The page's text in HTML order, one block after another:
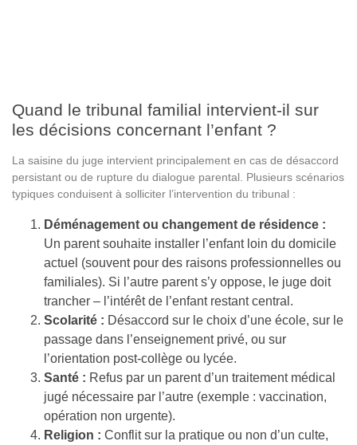
Quand le tribunal familial intervient-il sur
les décisions concernant l’enfant ?
La saisine du juge intervient principalement en cas de désaccord
persistant ou de rupture du dialogue parental. Plusieurs scénarios
typiques conduisent à solliciter l’intervention du tribunal :
Déménagement ou changement de résidence :
Un parent souhaite installer l’enfant loin du domicile
actuel (souvent pour des raisons professionnelles ou
familiales). Si l’autre parent s’y oppose, le juge doit
trancher – l’intérêt de l’enfant restant central.
Scolarité : Désaccord sur le choix d’une école, sur le
passage dans l’enseignement privé, ou sur
l’orientation post-collège ou lycée.
Santé : Refus par un parent d’un traitement médical
jugé nécessaire par l’autre (exemple : vaccination,
opération non urgente).
Religion : Conflit sur la pratique ou non d’un culte,